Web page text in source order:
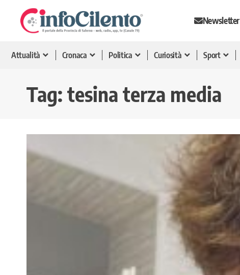
Newsletter
Attualità Cronaca Politica Curiosità Sport
Tag: tesina terza media